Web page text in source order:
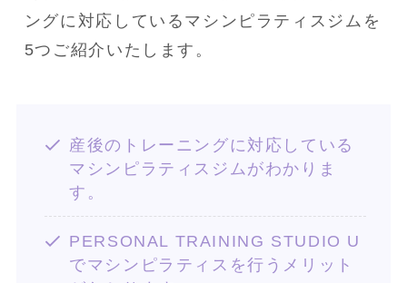
ングに対応しているマシンピラティスジムを
5つご紹介いたします。
産後のトレーニングに対応している
マシンピラティスジムがわかりま
す。
PERSONAL TRAINING STUDIO U
でマシンピラティスを行うメリット